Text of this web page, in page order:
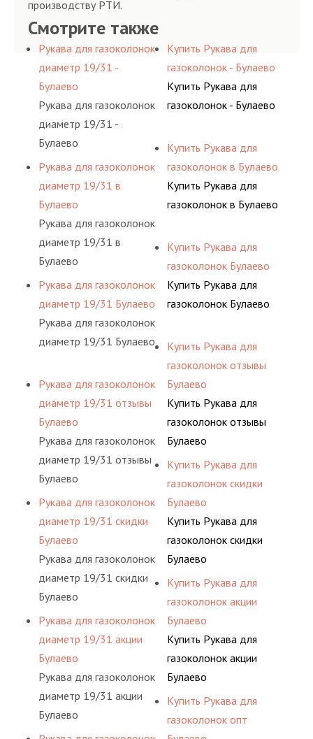
производству РТИ.
Смотрите также
Рукава для газоколонок
диаметр 19/31 -
Булаево
Рукава для газоколонок
диаметр 19/31 -
Булаево
Рукава для газоколонок
диаметр 19/31 в
Булаево
Рукава для газоколонок
диаметр 19/31 в
Булаево
Рукава для газоколонок
диаметр 19/31 Булаево
Рукава для газоколонок
диаметр 19/31 Булаево
Рукава для газоколонок
диаметр 19/31 отзывы
Булаево
Рукава для газоколонок
диаметр 19/31 отзывы
Булаево
Рукава для газоколонок
диаметр 19/31 скидки
Булаево
Рукава для газоколонок
диаметр 19/31 скидки
Булаево
Рукава для газоколонок
диаметр 19/31 акции
Булаево
Рукава для газоколонок
диаметр 19/31 акции
Булаево
Купить Рукава для
газоколонок - Булаево
Купить Рукава для
газоколонок - Булаево
Купить Рукава для
газоколонок в Булаево
Купить Рукава для
газоколонок в Булаево
Купить Рукава для
газоколонок Булаево
Купить Рукава для
газоколонок Булаево
Купить Рукава для
газоколонок отзывы
Булаево
Купить Рукава для
газоколонок отзывы
Булаево
Купить Рукава для
газоколонок скидки
Булаево
Купить Рукава для
газоколонок скидки
Булаево
Купить Рукава для
газоколонок акции
Булаево
Купить Рукава для
газоколонок акции
Булаево
Купить Рукава для
газоколонок опт